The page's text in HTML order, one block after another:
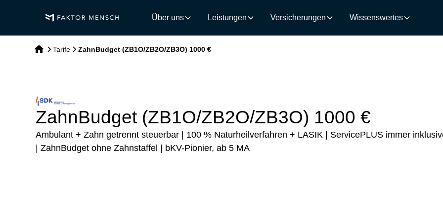
Über uns Leistungen Versicherungen Wissenswertes
Tarife ZahnBudget (ZB1O/ZB2O/ZB3O) 1000 €
ZahnBudget (ZB1O/ZB2O/ZB3O) 1000 €
Ambulant + Zahn getrennt steuerbar | 100 % Naturheilverfahren + LASIK | ServicePLUS immer
| ZahnBudget ohne Zahnstaffel | bKV-Pionier, ab 5 MA